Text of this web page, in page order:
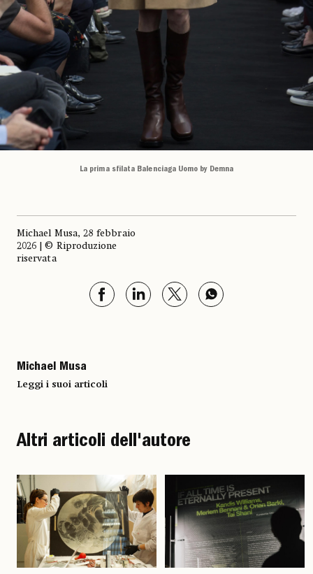
La prima sfilata Balenciaga Uomo by Demna
Michael Musa, 28 febbraio
2026 | © Riproduzione
riservata
Michael Musa
Leggi i suoi articoli
Altri articoli dell'autore